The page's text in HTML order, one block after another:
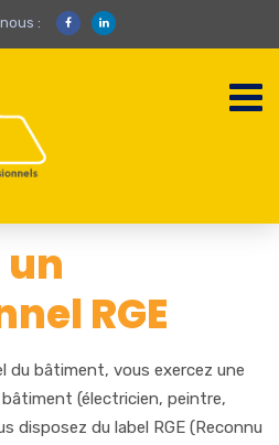
:
un
RGE
du bâtiment, vous exercez une
(électricien, peintre,
disposez du label RGE (Reconnu